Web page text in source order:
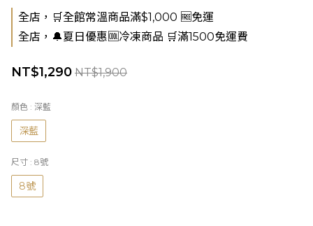
全店，🛒全館常溫商品滿$1,000 🆓免運
全店，🔔夏日優惠🆒冷凍商品 🛒滿1500免運費
NT$1,290 NT$1,900
顏色 : 深藍
深藍
尺寸 : 8號
8號